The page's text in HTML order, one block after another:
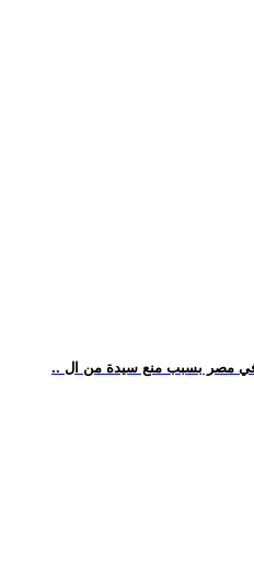
في مصر بسبب منع سيدة من ال